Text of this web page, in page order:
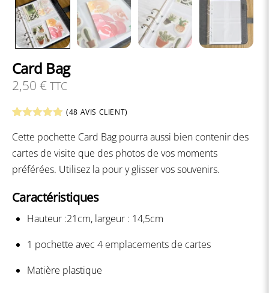
Card Bag
2,50 € TTC
sur 5
basé sur
notations
client
(48 AVIS CLIENT)
Cette pochette Card Bag pourra aussi bien contenir des
cartes de visite que des photos de vos moments
préférées. Utilisez la pour y glisser vos souvenirs.
Caractéristiques
Hauteur :21cm, largeur : 14,5cm
1 pochette avec 4 emplacements de cartes
Matière plastique